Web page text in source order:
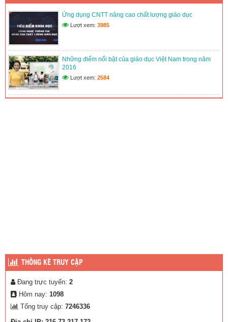
Ứng dụng CNTT nâng cao chất lượng giáo dục
Lượt xem: 3985
Những điểm nổi bật của giáo dục Việt Nam trong năm
2016
Lượt xem: 2584
THỐNG KÊ TRUY CẬP
Đang trực tuyến: 2
Hôm nay: 1098
Tổng truy cập: 7246336